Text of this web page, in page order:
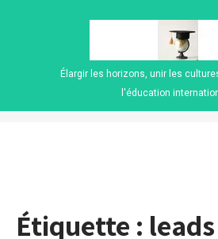
Élargir les horizons, unir les
l'éducation
Étiquette : leads